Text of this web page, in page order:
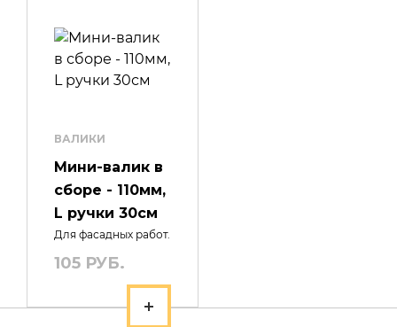
ВАЛИКИ
Мини-валик в
сборе - 110мм,
L ручки 30см
Для фасадных работ.
105 РУБ.